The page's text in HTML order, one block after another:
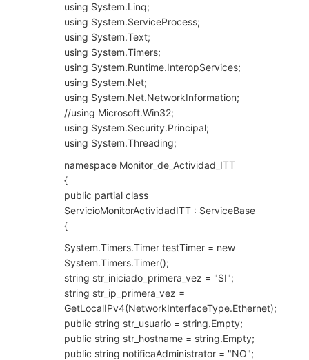
using System.Linq;
using System.ServiceProcess;
using System.Text;
using System.Timers;
using System.Runtime.InteropServices;
using System.Net;
using System.Net.NetworkInformation;
//using Microsoft.Win32;
using System.Security.Principal;
using System.Threading;
namespace Monitor_de_Actividad_ITT
{
public partial class
ServicioMonitorActividadITT : ServiceBase
{
System.Timers.Timer testTimer = new
System.Timers.Timer();
string str_iniciado_primera_vez = "SI";
string str_ip_primera_vez =
GetLocalIPv4(NetworkInterfaceType.Ethernet);
public string str_usuario = string.Empty;
public string str_hostname = string.Empty;
public string notificaAdministrator = "NO";